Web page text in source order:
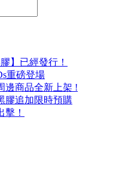
】已經發行！
重磅登場
邊商品全新上架 !
膠追加限時預購
！